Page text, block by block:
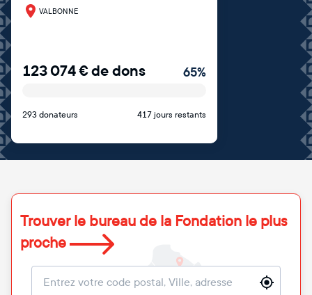
VALBONNE
123 074€de dons 65%
293 donateurs 417 jours restants
Trouver le bureau de la Fondation le plus
proche
Localisation